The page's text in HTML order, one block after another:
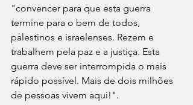
"convencer para que esta guerra
termine para o bem de todos,
palestinos e israelenses. Rezem e
trabalhem pela paz e a justiça. Esta
guerra deve ser interrompida o mais
rápido possível. Mais de dois milhões
de pessoas vivem aqui!".